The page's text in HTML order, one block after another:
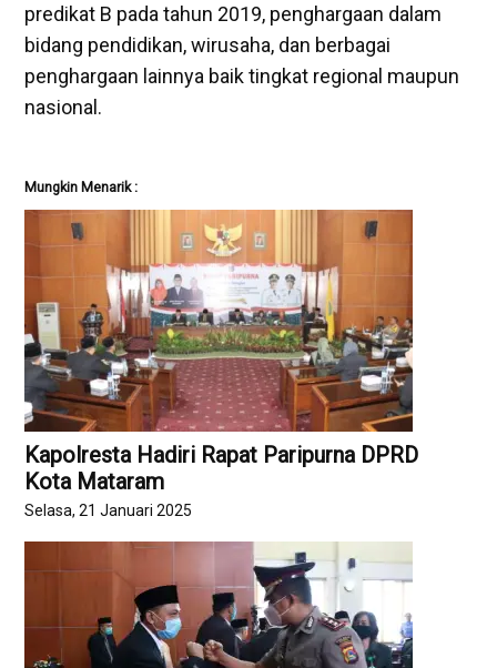
predikat B pada tahun 2019, penghargaan dalam
bidang pendidikan, wirusaha, dan berbagai
penghargaan lainnya baik tingkat regional maupun
nasional.
Mungkin Menarik :
Kapolresta Hadiri Rapat Paripurna DPRD
Kota Mataram
Selasa, 21 Januari 2025